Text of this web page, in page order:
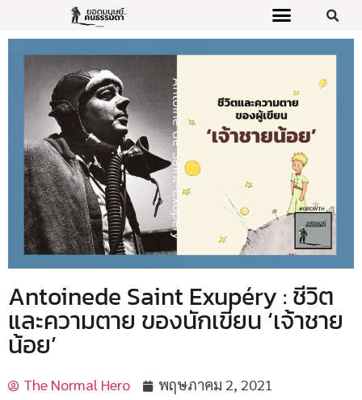
Antoinede Saint Exupéry : ชีวิต
และความตาย ของนักเขียน ‘เจ้าชาย
น้อย’
The Normal Hero พฤษภาคม 2, 2021